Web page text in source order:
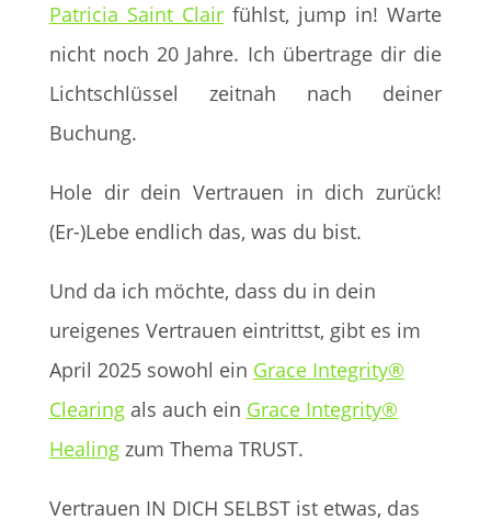
Patricia Saint Clairfühlst, jump in! Warte
nicht noch 20 Jahre. Ich übertrage dir die
Lichtschlüssel zeitnah nach deiner
Buchung.
Hole dir dein Vertrauen in dich zurück!
(Er-)Lebe endlich das, was du bist.
Und da ich möchte, dass du in dein
ureigenes Vertrauen eintrittst, gibt es im
April 2025 sowohl ein Grace Integrity®
Clearingals auch ein Grace Integrity®
Healingzum Thema TRUST.
Vertrauen IN DICH SELBST ist etwas, das